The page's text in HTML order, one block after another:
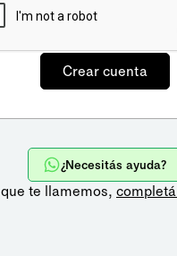
¿Necesitás ayuda?
te llamemos,